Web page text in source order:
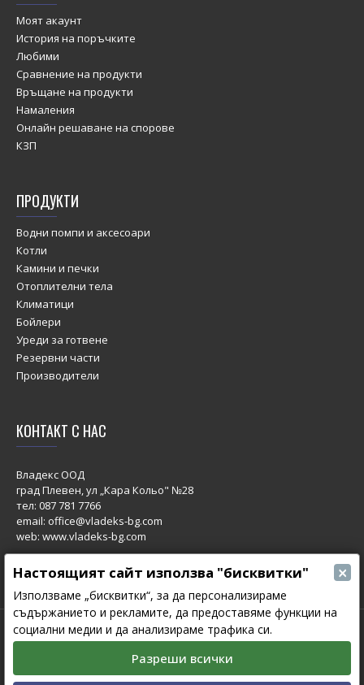
Моят акаунт
История на поръчките
Любими
Сравнение на продукти
Връщане на продукти
Намаления
Онлайн решаване на спорове
КЗП
ПРОДУКТИ
Водни помпи и аксесоари
Котли
Камини и печки
Отоплителни тела
Климатици
Бойлери
Уреди за готвене
Резервни части
Производители
КОНТАКТ С НАС
Владекс ООД
град Плевен, ул „Кара Кольо" №28
тел: 087 781 7766
email: office@vladeks-bg.com
web: www.vladeks-bg.com
© 2023 All Rights Reserved.
Изработка на сайт от Мовен Софт
Настоящият сайт използва "бисквитки" ×
Използваме „бисквитки“, за да персонализираме
съдържанието и рекламите, да предоставяме функции на
социални медии и да анализираме трафика си.
Разреши всички